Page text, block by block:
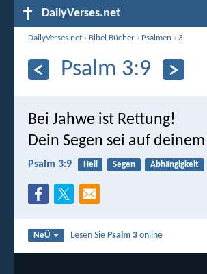
DailyVerses.net
DailyVerses.net › Bibel Bücher › Psalmen ›3
Psalm 3:9
Bei Jahwe ist Rettung!
Dein Segen sei auf
Psalm 3:9 Heil Segen Abhängigkeit
NeÜ Lesen SiePsalm 3 online